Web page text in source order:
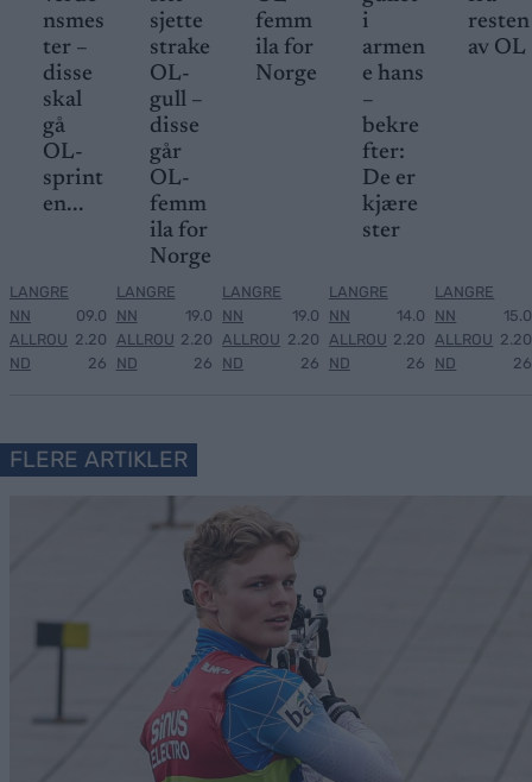
nsmes
ter –
disse
skal
gå
OL-
sprint
en...
LANGRE
NN
ALLROU
ND
09.0
2.20
26
sjette
strake
OL-
gull –
disse
går
OL-
femm
ila for
Norge
LANGRE
NN
ALLROU
ND
19.0
2.20
26
femm
ila for
Norge
LANGRE
NN
ALLROU
ND
19.0
2.20
26
i
armen
e hans
–
bekre
fter:
De er
kjære
ster
LANGRE
NN
ALLROU
ND
14.0
2.20
26
resten
av OL
LANGRE
NN
ALLROU
ND
15.0
2.20
26
FLERE ARTIKLER